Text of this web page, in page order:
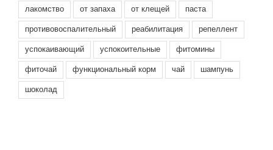
лакомство от запаха от клещей паста
противовоспалительный реабилитация репеллент
успокаивающий успокоительные фитомины
фиточай функциональный корм чай шампунь
шоколад